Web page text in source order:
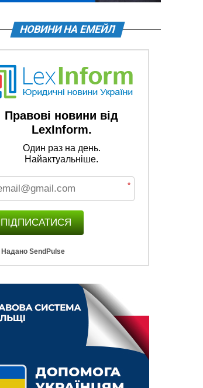
НОВИНИ НА ЕМЕЙЛ
Правові новини від
LexInform.
Один раз на день.
Найактуальніше.
*
ПІДПИСАТИСЯ
Надано SendPulse